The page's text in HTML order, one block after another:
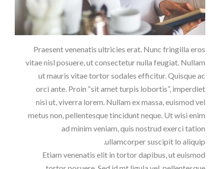
Praesent venenatis ultricies erat. Nunc fringilla eros
vitae nisl posuere, ut consectetur nulla feugiat. Nullam
ut mauris vitae tortor sodales efficitur. Quisque ac
orci ante. Proin “sit amet turpis lobortis”, imperdiet
nisi ut, viverra lorem. Nullam ex massa, euismod vel
metus non, pellentesque tincidunt neque. Ut wisi enim
ad minim veniam, quis nostrud exerci tation
ullamcorper suscipit lo aliquip.
Etiam venenatis elit in tortor dapibus, ut euismod